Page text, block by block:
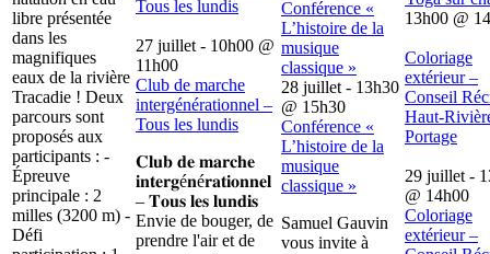
libre présentée
dans les
magnifiques
eaux de la rivière
Tracadie ! Deux
parcours sont
proposés aux
participants : -
Épreuve
principale : 2
milles (3200 m) -
Défi
Tous les lundis
27 juillet - 10h00 @
11h00
Club de marche
intergénérationnel –
Tous les lundis
𝐂𝐥𝐮𝐛 𝐝𝐞 𝐦𝐚𝐫𝐜𝐡𝐞
𝐢𝐧𝐭𝐞𝐫𝐠é𝐧é𝐫𝐚𝐭𝐢𝐨𝐧𝐧𝐞𝐥
– 𝐓𝐨𝐮𝐬 𝐥𝐞𝐬 𝐥𝐮𝐧𝐝𝐢𝐬
Envie de bouger, de
prendre l'air et de
Conférence «
L’histoire de la
musique
classique »
28 juillet - 13h30
@ 15h30
Conférence «
L’histoire de la
musique
classique »
Samuel Gauvin
vous invite à
13h00 @
Coloriage
extérieur –
Conseil
Haut-
Portage
29 juillet -
@ 14h00
Coloriage
extérieur –